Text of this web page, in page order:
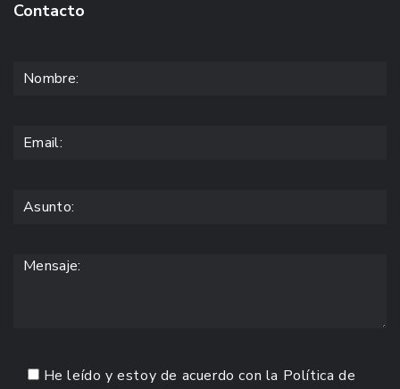
Contacto
He leído y estoy de acuerdo con la Política de